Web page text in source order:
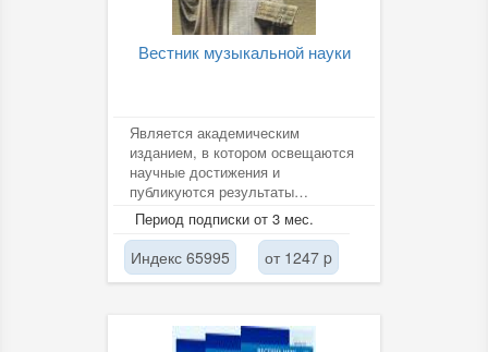
Вестник музыкальной науки
Является академическим
изданием, в котором освещаются
научные достижения и
публикуются результаты
исследований докторских и
кандидатских диссертаций...
Период подписки от 3 мес.
Индекс 65995 от 1247 p